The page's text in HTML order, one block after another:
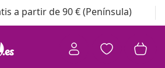
a partir de 90 € (Península)